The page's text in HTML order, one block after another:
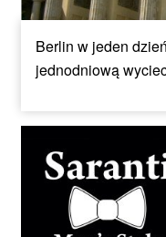
Berlin w jeden
jednodniową